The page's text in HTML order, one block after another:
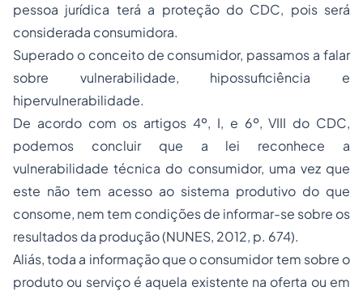
pessoa jurídica terá a proteção do CDC, pois será
considerada consumidora.
Superado o conceito de consumidor, passamos a falar
sobre vulnerabilidade, hipossuficiência e
hipervulnerabilidade.
De acordo com os artigos 4º, I, e 6º, VIII do CDC,
podemos concluir que a lei reconhece a
vulnerabilidade técnica do consumidor, uma vez que
este não tem acesso ao sistema produtivo do que
consome, nem tem condições de informar-se sobre os
resultados da produção (NUNES, 2012, p. 674).
Aliás, toda a informação que o consumidor tem sobre o
produto ou serviço é aquela existente na oferta ou em